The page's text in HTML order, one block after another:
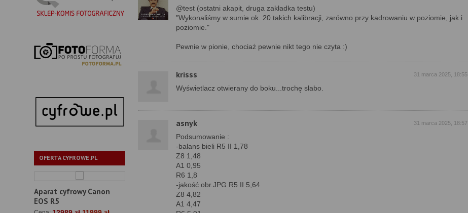
OFERTA CYFROWE.PL
Aparat cyfrowy Canon
EOS R5
@test (ostatni akapit, druga zakładka testu)
"Wykonaliśmy w sumie ok. 20 takich kalibracji, zarówno przy kadrowaniu w poziomie, jak i
poziomie."
Pewnie w pionie, chociaż pewnie nikt tego nie czyta :)
krisss 31 marca 2025, 18:55
Wyświetlacz otwierany do boku...trochę słabo.
asnyk 31 marca 2025, 18:57
Podsumowanie :
-balans bieli R5 II 1,78
Z8 1,48
A1 0,95
R6 1,8
-jakość obr.JPG R5 II 5,64
Z8 4,82
A1 4,47